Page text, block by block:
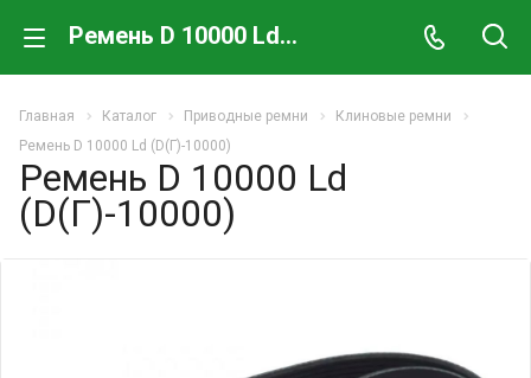
Ремень D 10000 Ld (D(Г)-10000)
Главная Каталог Приводные ремни
Клиновые ремни
Ремень D 10000 Ld (D(Г)-10000)
Ремень D 10000 Ld
(D(Г)-10000)